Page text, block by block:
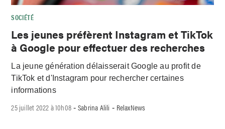
SOCIÉTÉ
Les jeunes préfèrent Instagram et TikTok
à Google pour effectuer des recherches
La jeune génération délaisserait Google au profit de
TikTok et d'Instagram pour rechercher certaines
informations
25 juillet 2022 à 10h08 -Sabrina Alili - RelaxNews